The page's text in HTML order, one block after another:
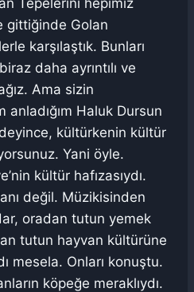
gittiğinde Golan
karşılaştık. Bunları
daha ayrıntılı ve
Ama sizin
Haluk Dursun
kültürkenin kültür
Yani öyle.
kültür hafızasıydı.
değil. Müzikisinden
oradan tutun yemek
tutun hayvan kültürüne
mesela. Onları konuştu.
köpeğe meraklıydı.